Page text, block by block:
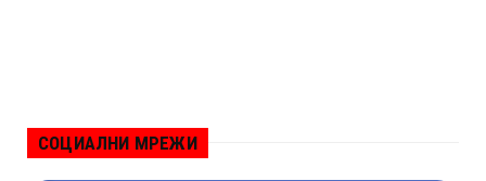
СОЦИАЛНИ МРЕЖИ